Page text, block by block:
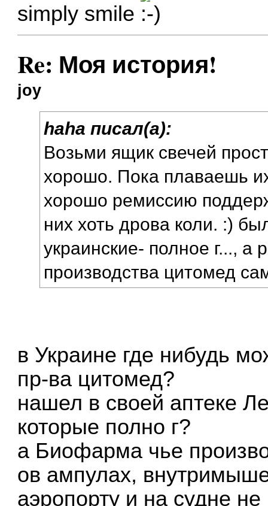
simply smile
Re: Моя история!
joy
haha писал(а):
Возьми ящик свечей
хорошо. Пока плаваешь
хорошо ремиссию
них хоть дрова коли. :)
украинские- полное г..., а
производства цитомед
в Украине где нибудь
пр-ва цитомед?
нашел в своей аптеке
которые полно г?
а Биофарма чье
ов ампулах,
аэропорту и на судне